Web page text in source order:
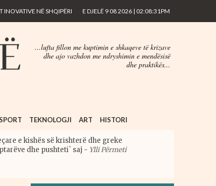
INOVATIVE NË SHQIPËRI E DJELË 9 08 2026 | 02:08:31PM
...lufta fillon me kuptimin e shkaqeve të krizave
dhe ajo vazhdon me ndryshimin e mendësisë
dhe praktikës...
TEKNOLOGJI ART HISTORI
e kishës së krishterë dhe greke
dhe pushteti` saj - Ylli Përmeti